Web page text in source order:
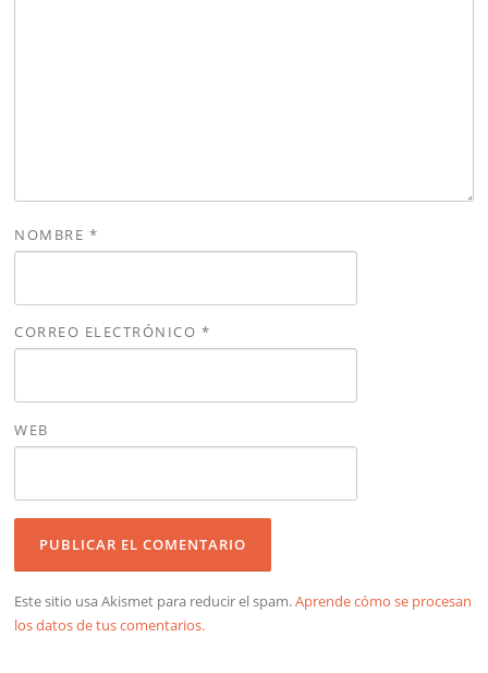
NOMBRE *
CORREO ELECTRÓNICO *
WEB
Este sitio usa Akismet para reducir el spam.Aprende cómo se procesan
los datos de tus comentarios.